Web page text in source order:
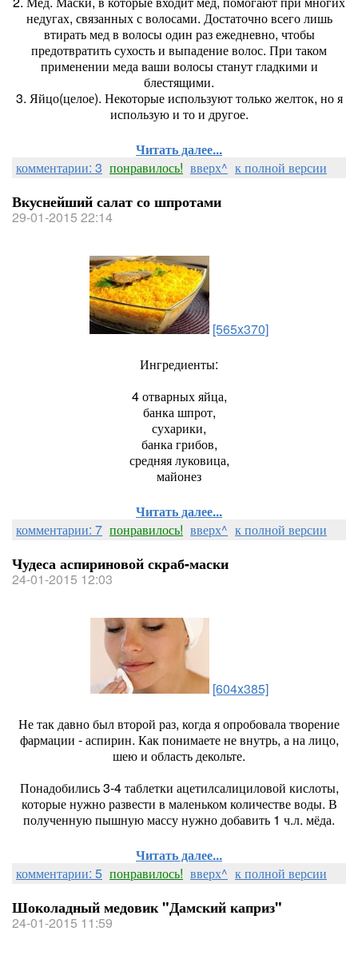
недугах, связанных с волосами. Достаточно всего лишь
втирать мед в волосы один раз ежедневно, чтобы
предотвратить сухость и выпадение волос. При таком
применении меда ваши волосы станут гладкими и
блестящими.
3. Яйцо(целое). Некоторые используют только желток, но я
использую и то и другое.
Читать далее...
комментарии: 3 понравилось! вверх^ к полной версии
Вкуснейший салат со шпротами
29-01-2015 22:14
[565x370]
Ингредиенты:
4 отварных яйца,
банка шпрот,
сухарики,
банка грибов,
средняя луковица,
майонез
Читать далее...
комментарии: 7 понравилось! вверх^ к полной версии
Чудеса аспириновой скраб-маски
24-01-2015 12:03
[604x385]
Не так давно был второй раз, когда я опробовала творение
фармации - аспирин. Как понимаете не внутрь, а на лицо,
шею и область декольте.
Понадобились 3-4 таблетки ацетилсалициловой кислоты,
которые нужно развести в маленьком количестве воды. В
полученную пышную массу нужно добавить 1 ч.л. мёда.
Читать далее...
комментарии: 5 понравилось! вверх^ к полной версии
Шоколадный медовик "Дамский каприз"
24-01-2015 11:59